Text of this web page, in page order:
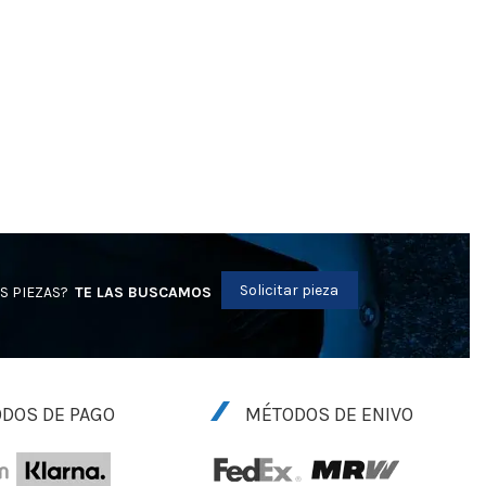
PIEZAS? TE LAS BUSCAMOS Solicitar pieza
DE PAGO MÉTODOS DE ENIVO